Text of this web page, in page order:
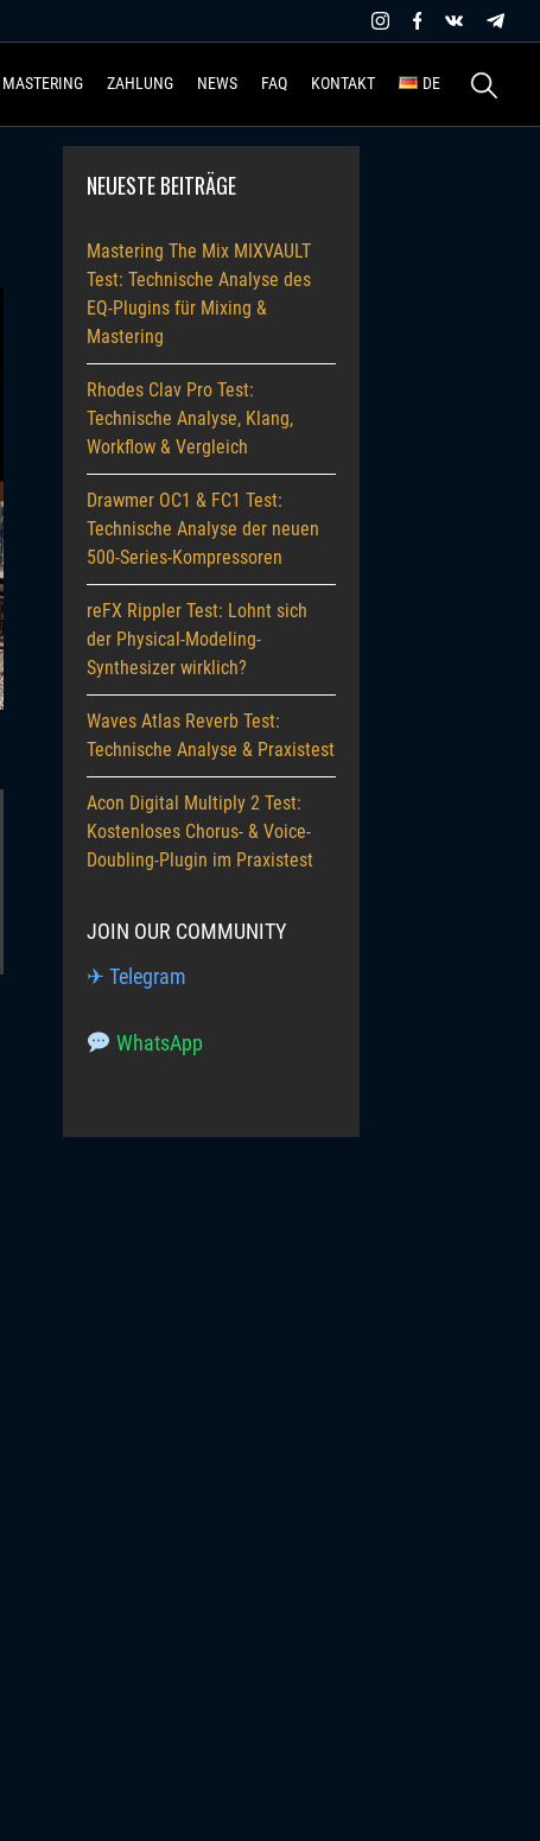
MASTERING ZAHLUNG NEWS FAQ KONTAKT DE
Suchen
nach:
NEUESTE BEITRÄGE
Mastering The Mix MIXVAULT
Test: Technische Analyse des
EQ-Plugins für Mixing &
Mastering
Rhodes Clav Pro Test:
Technische Analyse, Klang,
Workflow & Vergleich
Drawmer OC1 & FC1 Test:
Technische Analyse der neuen
500-Series-Kompressoren
reFX Rippler Test: Lohnt sich
der Physical-Modeling-
Synthesizer wirklich?
Waves Atlas Reverb Test:
Technische Analyse & Praxistest
Acon Digital Multiply 2 Test:
Kostenloses Chorus- & Voice-
Doubling-Plugin im Praxistest
JOIN OUR COMMUNITY
✈ Telegram
WhatsApp